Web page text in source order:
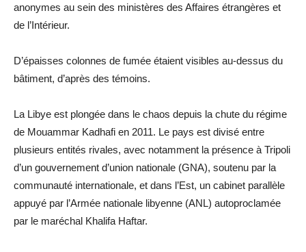
anonymes au sein des ministères des Affaires étrangères et
de l’Intérieur.
D’épaisses colonnes de fumée étaient visibles au-dessus du
bâtiment, d’après des témoins.
La Libye est plongée dans le chaos depuis la chute du régime
de Mouammar Kadhafi en 2011. Le pays est divisé entre
plusieurs entités rivales, avec notamment la présence à Tripoli
d’un gouvernement d’union nationale (GNA), soutenu par la
communauté internationale, et dans l’Est, un cabinet parallèle
appuyé par l’Armée nationale libyenne (ANL) autoproclamée
par le maréchal Khalifa Haftar.